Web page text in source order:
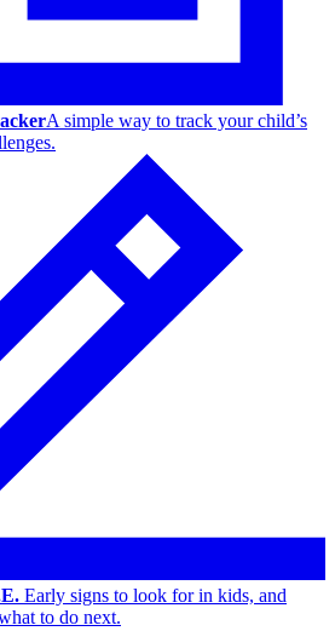
A simple way to track your child’s
Early signs to look for in kids, and
to do next.